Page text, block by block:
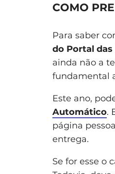
COMO
Para saber
do Portal das
ainda não a
fundamental
Este ano,
Automático.
página
entrega.
Se for esse o